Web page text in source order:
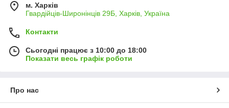
м. Харків
Гвардійців-Широнінців 29Б, Харків, Україна
Контакти
Сьогодні працює з 10:00 до 18:00
Показати весь графік роботи
Про нас